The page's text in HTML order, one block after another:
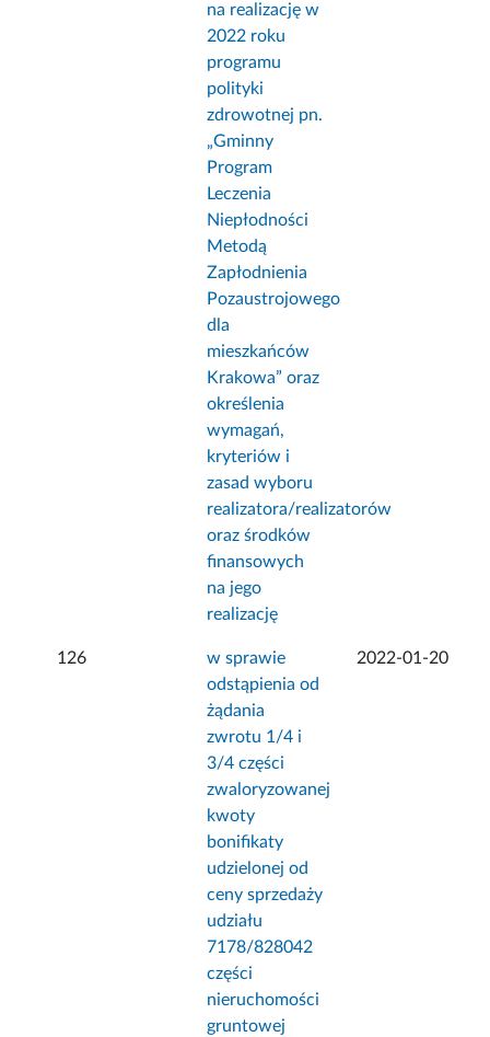
na realizację w
2022 roku
programu
polityki
zdrowotnej pn.
„Gminny
Program
Leczenia
Niepłodności
Metodą
Zapłodnienia
Pozaustrojowego
dla
mieszkańców
Krakowa” oraz
określenia
wymagań,
kryteriów i
zasad wyboru
realizatora/realizatorów
oraz środków
finansowych
na jego
realizację
126
w sprawie
odstąpienia od
żądania
zwrotu 1/4 i
3/4 części
zwaloryzowanej
kwoty
bonifikaty
udzielonej od
ceny sprzedaży
udziału
7178/828042
części
nieruchomości
gruntowej
2022-01-20